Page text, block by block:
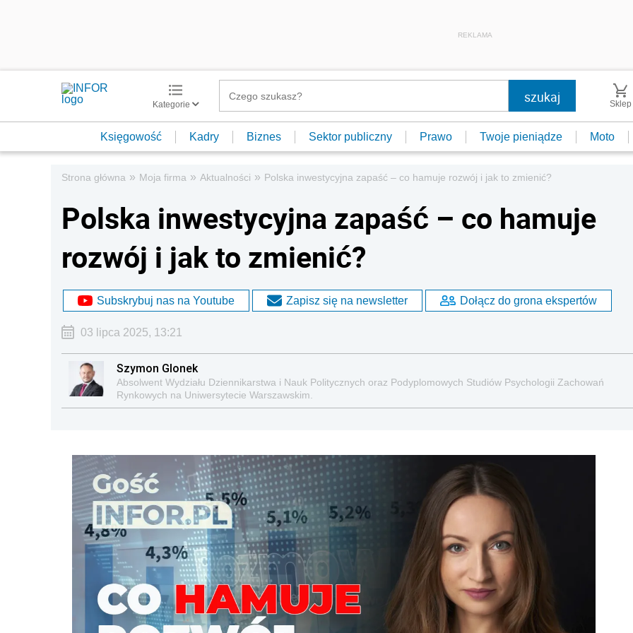
REKLAMA
Kategorie Sklep
Księgowość Kadry Biznes Sektor publiczny Prawo Twoje pieniądze Moto
Strona główna » Moja firma » Aktualności » Polska inwestycyjna zapaść – co hamuje rozwój i jak to zmienić?
Polska inwestycyjna zapaść – co hamuje
rozwój i jak to zmienić?
Subskrybuj nas na Youtube Zapisz się na newsletter Dołącz do grona ekspertów
03 lipca 2025, 13:21
Szymon Glonek
Absolwent Wydziału Dziennikarstwa i Nauk Politycznych oraz Podyplomowych Studiów Psychologii Zachowań
Rynkowych na Uniwersytecie Warszawskim.